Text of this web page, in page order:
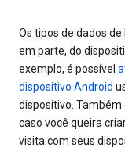
Os tipos de dados
em parte, do
exemplo, é possível
dispositivo Android
dispositivo. Também
caso você queira
visita com seus